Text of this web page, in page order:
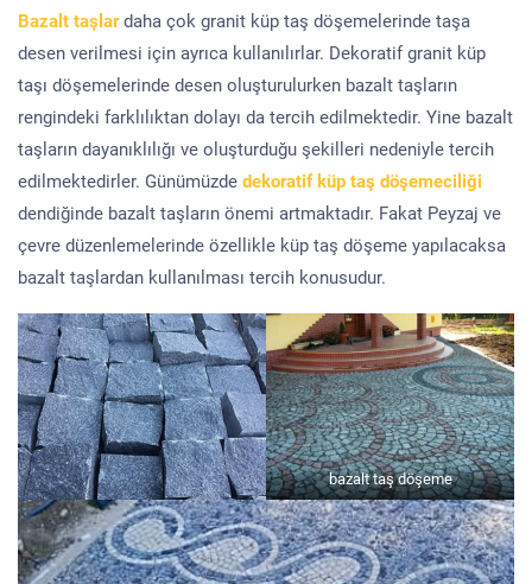
Bazalt taşlardaha çok granit küp taş döşemelerinde taşa
desen verilmesi için ayrıca kullanılırlar. Dekoratif granit küp
taşı döşemelerinde desen oluşturulurken bazalt taşların
rengindeki farklılıktan dolayı da tercih edilmektedir. Yine bazalt
taşların dayanıklılığı ve oluşturduğu şekilleri nedeniyle tercih
edilmektedirler. Günümüzde dekoratif küp taş döşemeciliği
dendiğinde bazalt taşların önemi artmaktadır. Fakat Peyzaj ve
çevre düzenlemelerinde özellikle küp taş döşeme yapılacaksa
bazalt taşlardan kullanılması tercih konusudur.
bazalt taş döşeme